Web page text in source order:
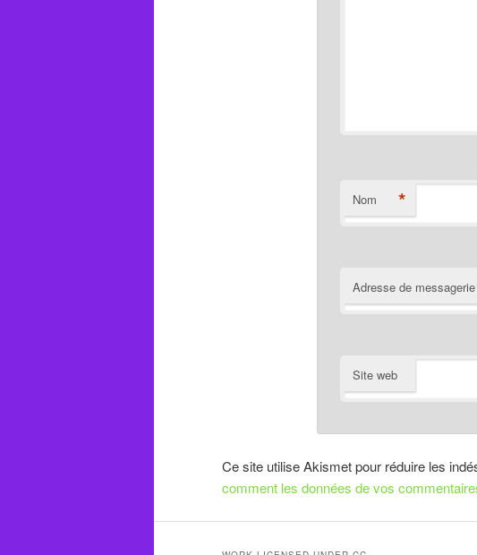
Nom *
Adresse de messagerie
Site web
Ce site utilise Akismet pour réduire les
comment les données de vos